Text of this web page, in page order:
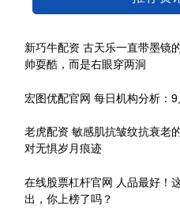
新巧牛配资 古天乐一直带墨镜
帅耍酷，而是右眼穿两洞
宏图优配官网 每日机构分析：9
老虎配资 敏感肌抗皱纹抗衰老
对无惧岁月痕迹
在线股票杠杆官网 人品最好！
出，你上榜了吗？